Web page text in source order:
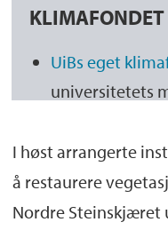
UiBs eget
universitetets
hvert semester.
Søknadsfrist
mars.
I høst arrangerte
å restaurere
Nordre Steinskjæret